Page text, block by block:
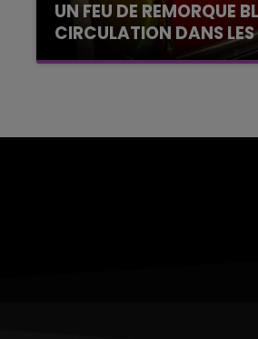
UN FEU DE REMORQUE
CIRCULATION DANS
Un feu de remorque s'est